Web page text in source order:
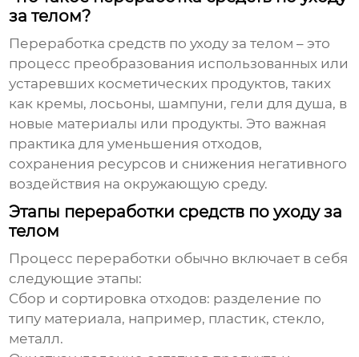
за телом?
Переработка средств по уходу за телом – это
процесс преобразования использованных или
устаревших косметических продуктов, таких
как кремы, лосьоны, шампуни, гели для душа, в
новые материалы или продукты. Это важная
практика для уменьшения отходов,
сохранения ресурсов и снижения негативного
воздействия на окружающую среду.
Этапы переработки средств по уходу за
телом
Процесс переработки обычно включает в себя
следующие этапы:
Сбор и сортировка отходов: разделение по
типу материала, например, пластик, стекло,
металл.